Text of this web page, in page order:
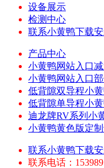
设备展示
检测中心
联系小黄鸭下载
产品中心
小黄鸭网站入口
小黄鸭网站入口
低背隙双导程小
低背隙单导程小
迪龙牌RV系列小
小黄鸭黄色版定
联系小黄鸭下载
联系电话：